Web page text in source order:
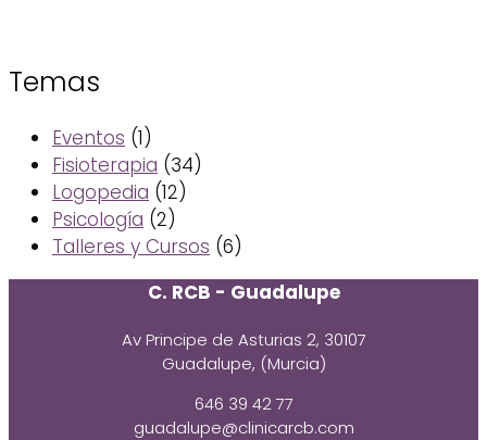
Temas
Eventos (1)
Fisioterapia (34)
Logopedia (12)
Psicología (2)
Talleres y Cursos (6)
C. RCB - Guadalupe
Av Principe de Asturias 2, 30107
Guadalupe, (Murcia)
646 39 42 77
guadalupe@clinicarcb.com